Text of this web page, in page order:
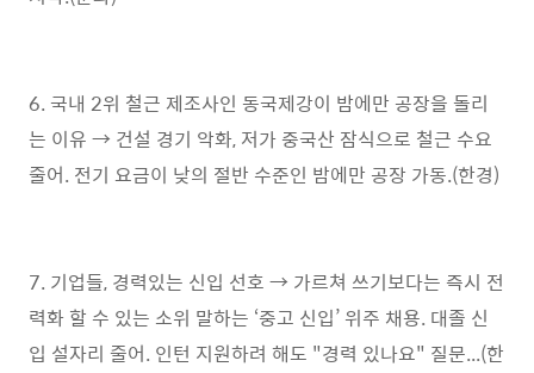
6. 국내 2위 철근 제조사인 동국제강이 밤에만 공장을 돌리
는 이유 → 건설 경기 악화, 저가 중국산 잠식으로 철근 수요
줄어. 전기 요금이 낮의 절반 수준인 밤에만 공장 가동.(한경)
7. 기업들, 경력있는 신입 선호 → 가르쳐 쓰기보다는 즉시 전
력화 할 수 있는 소위 말하는 ‘중고 신입’ 위주 채용. 대졸 신
입 설자리 줄어. 인턴 지원하려 해도 "경력 있나요" 질문...(한